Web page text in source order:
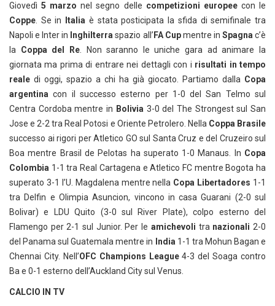
Giovedì5 marzo nel segno delle competizioni europeecon le
Coppe. Se in Italia è stata posticipata la sfida di semifinale tra
Napoli e Inter in Inghilterraspazio all’ FA Cupmentre in Spagnac’è
la Coppa del Re. Non saranno le uniche gara ad animare la
giornata ma prima di entrare nei dettagli con i risultati in tempo
reale di oggi, spazio a chi ha già giocato. Partiamo dalla Copa
argentina con il successo esterno per 1-0 del San Telmo sul
Centra Cordoba mentre in Bolivia3-0 del The Strongest sul San
Jose e 2-2 tra Real Potosi e Oriente Petrolero. Nella Coppa Brasile
successo ai rigori per Atletico GO sul Santa Cruz e del Cruzeiro sul
Boa mentre Brasil de Pelotas ha superato 1-0 Manaus. In Copa
Colombia 1-1 tra Real Cartagena e Atletico FC mentre Bogota ha
superato 3-1 l’U. Magdalena mentre nella Copa Libertadores 1-1
tra Delfin e Olimpia Asuncion, vincono in casa Guarani (2-0 sul
Bolivar) e LDU Quito (3-0 sul River Plate), colpo esterno del
Flamengo per 2-1 sul Junior. Per le amichevoli tra nazionali 2-0
del Panama sul Guatemala mentre in
India1-1 tra Mohun Bagan e
Chennai City. Nell’OFC Champions League4-3 del Soaga contro
Ba e 0-1 esterno dell’Auckland City sul Venus.
CALCIO IN TV